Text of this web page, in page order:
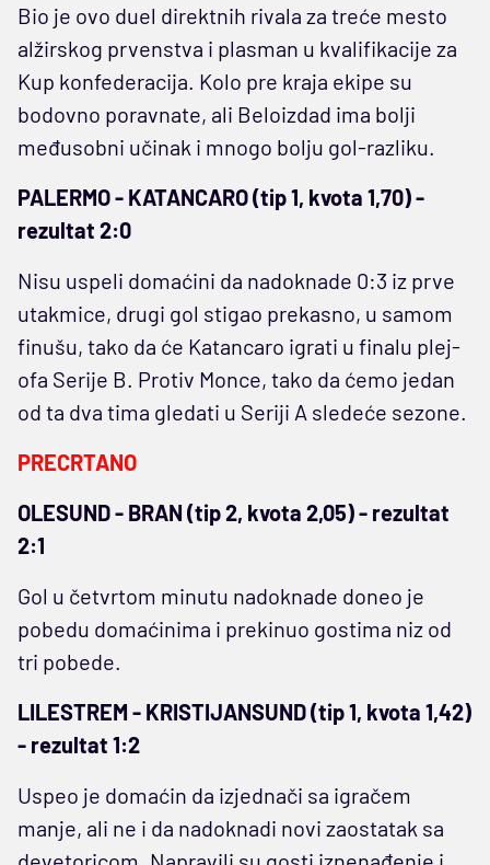
Bio je ovo duel direktnih rivala za treće mesto
alžirskog prvenstva i plasman u kvalifikacije za
Kup konfederacija. Kolo pre kraja ekipe su
bodovno poravnate, ali Beloizdad ima bolji
međusobni učinak i mnogo bolju gol-razliku.
PALERMO - KATANCARO (tip 1, kvota 1,70) -
rezultat 2:0
Nisu uspeli domaćini da nadoknade 0:3 iz prve
utakmice, drugi gol stigao prekasno, u samom
finušu, tako da će Katancaro igrati u finalu plej-
ofa Serije B. Protiv Monce, tako da ćemo jedan
od ta dva tima gledati u Seriji A sledeće sezone.
PRECRTANO
OLESUND - BRAN (tip 2, kvota 2,05) - rezultat
2:1
Gol u četvrtom minutu nadoknade doneo je
pobedu domaćinima i prekinuo gostima niz od
tri pobede.
LILESTREM - KRISTIJANSUND (tip 1, kvota 1,42)
- rezultat 1:2
Uspeo je domaćin da izjednači sa igračem
manje, ali ne i da nadoknadi novi zaostatak sa